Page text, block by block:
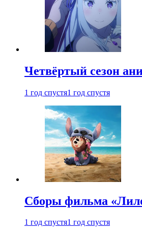
Четвёртый сезон
1 год спустя1 год спустя
Сборы фильма
1 год спустя1 год спустя